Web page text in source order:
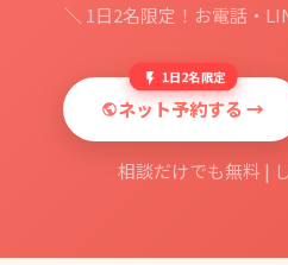
＼ 1日2名限定！お電話・
1日2名限定
ネット予約する →
相談だけでも無料 |